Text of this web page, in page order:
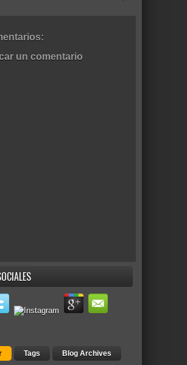
un comentario
Tags Blog Archives